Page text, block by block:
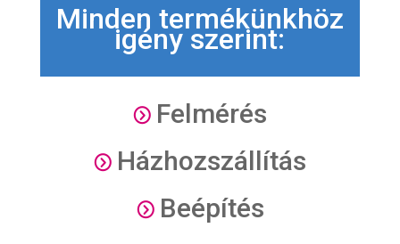
Minden termékünkhöz
igény szerint:
=Felmérés
=Házhozszállítás
=Beépítés